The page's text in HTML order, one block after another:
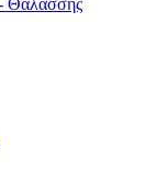
Θαλάσσης